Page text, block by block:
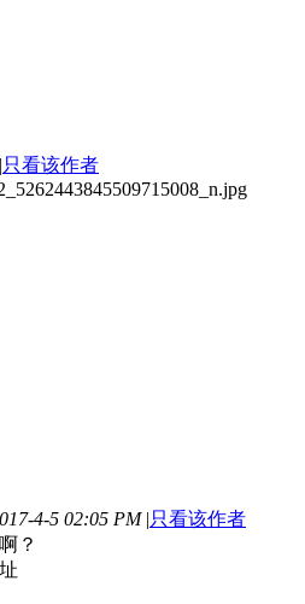
|只看该作者
4-5 02:05 PM |只看该作者
？